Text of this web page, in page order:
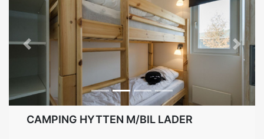
Previous Next
CAMPING HYTTEN M/BIL LADER